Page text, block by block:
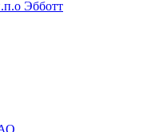
Эбботт